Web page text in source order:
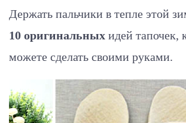
Держать пальчики в тепле этой
10 оригинальных идей тапочек,
можете сделать своими руками.